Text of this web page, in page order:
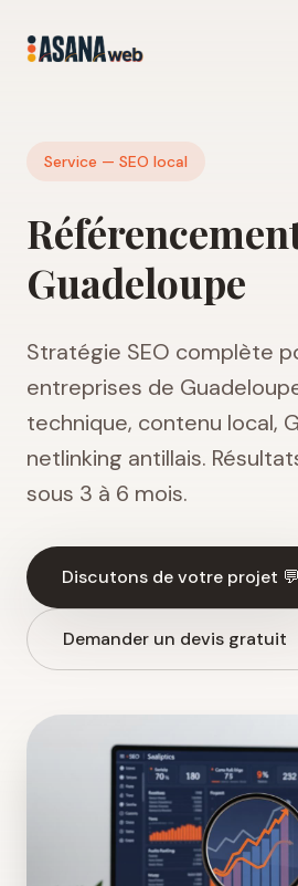
Service — SEO local
Guadeloupe
Stratégie SEO complète
entreprises de
technique, contenu local,
netlinking antillais.
sous 3 à 6 mois.
Discutons de votre projet 💬
Demander un devis gratuit